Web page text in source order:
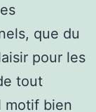
que du
pour les
tout
motif bien